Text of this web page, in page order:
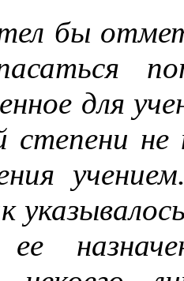
бы
для
степени не